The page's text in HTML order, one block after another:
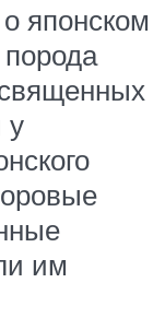
японском
священных
у
им